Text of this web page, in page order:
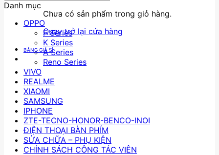
Chưa có sản phẩm trong giỏ hàng.
Quay trở lại cửa hàng
BẢNG GIÁ SỈ
Danh mục
OPPO
F Series
K Series
A Series
Reno Series
VIVO
REALME
XIAOMI
SAMSUNG
IPHONE
ZTE-TECNO-HONOR-BENCO-INOI
ĐIỆN THOẠI BÀN PHÍM
SỬA CHỮA – PHỤ KIỆN
CHÍNH SÁCH CÔNG TÁC VIÊN